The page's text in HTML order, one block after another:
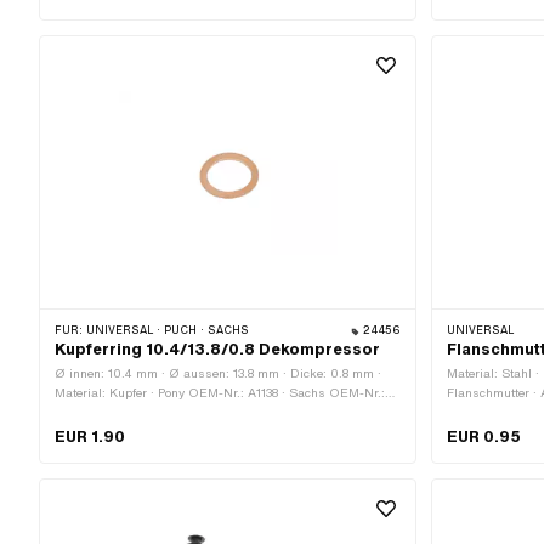
FÜR: UNIVERSAL · PUCH · SACHS 24456
Kupferring 10.4/13.8/0.8 Dekompressor
Ø innen: 10.4 mm · Ø aussen: 13.8 mm · Dicke: 0.8 mm ·
Material: Kupfer · Pony OEM-Nr.: A1138 · Sachs OEM-Nr.:
EUR 1.90
UNIVERSAL
Material: Stahl
Flanschmutter ·
(Gewinde): 5
EUR 0.95